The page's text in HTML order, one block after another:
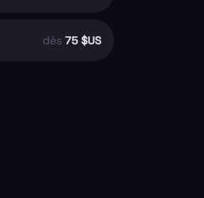
dès 75 $US